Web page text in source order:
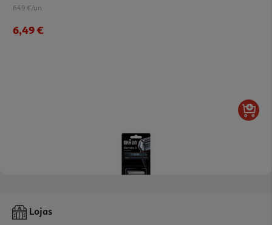
6.49 €/un
6,49 €
Recarga Braun 52s Para Máquina De Barbear Series 5 Cabeça
Lâmina De Substituição
Lojas